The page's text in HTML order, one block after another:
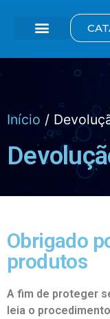
Início /
Obrigado
produtos
A fim de proteger
leia o